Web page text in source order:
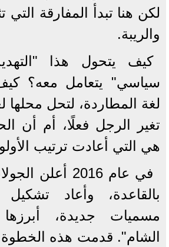
لكن هنا تبدأ المفارقة التي
والريبة.
كيف يتحول هذا
سياسي" يتعامل معه؟
لغة المطاردة، لتحل محلها
تغير الرجل فعلًا، أم أن
هي التي أعادت ترتيب
في عام 2016
بالقاعدة، وأعاد
مسميات جديدة،
الشام". قدمت هذه الخطوة